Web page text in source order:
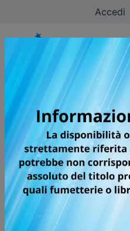
Accedi
Jérôme
Tutti i fumetti